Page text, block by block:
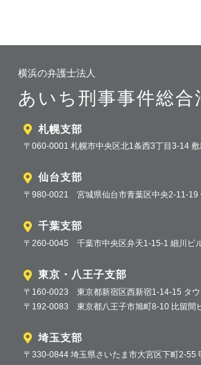
横浜の弁護士法人
あいち刑事事件総合
札幌支部
〒060-0001 札幌市中央区北1条西3丁目3-14
仙台支部
〒980-0021 宮城県仙台市青葉区中央2-11-19
千葉支部
〒260-0045 千葉市中央区弁天1-15-1 細川ビ
東京・八王子支部
〒160-0023 東京都新宿区西新宿1-14-15 タ
〒192-0083 東京都八王子市旭町8-10 比留間
埼玉支部
〒330-0844 埼玉県さいたま市大宮区下町2-55